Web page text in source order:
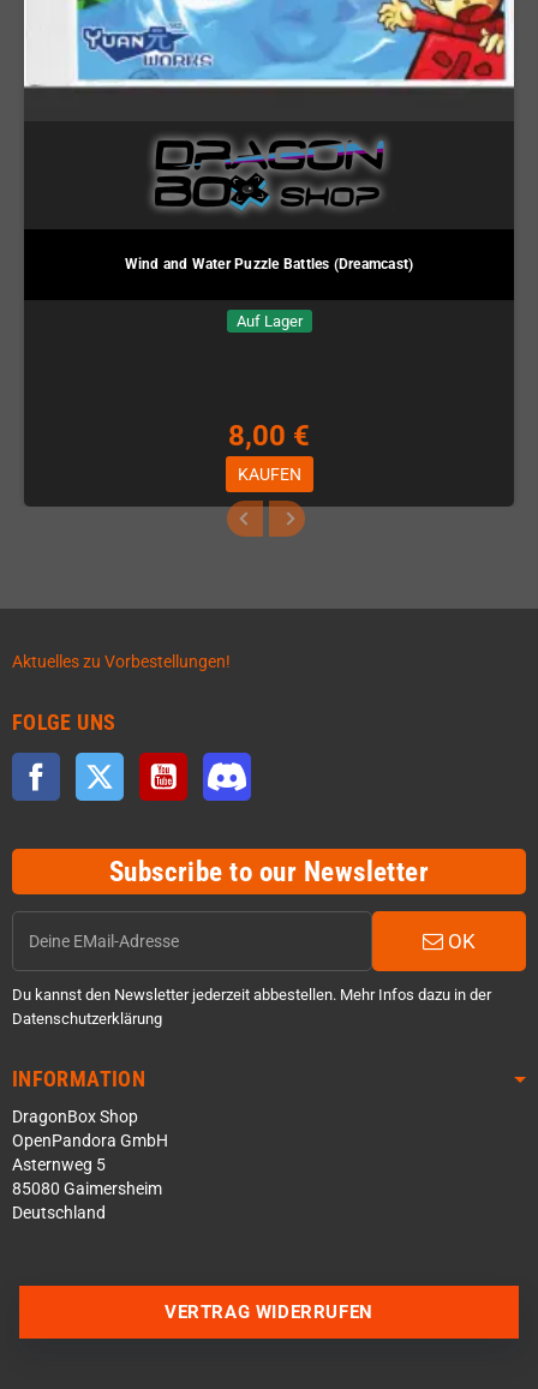
Wind and Water Puzzle Battles (Dreamcast)
Auf Lager
8,00 €
KAUFEN
Aktuelles zu Vorbestellungen!
FOLGE UNS
Facebook Twitter YouTube
Subscribe to our Newsletter
OK
Du kannst den Newsletter jederzeit abbestellen. Mehr Infos dazu in der
Datenschutzerklärung
INFORMATION
DragonBox Shop
OpenPandora GmbH
Asternweg 5
85080 Gaimersheim
Deutschland
Über WhatsApp schreiben
VERTRAG WIDERRUFEN